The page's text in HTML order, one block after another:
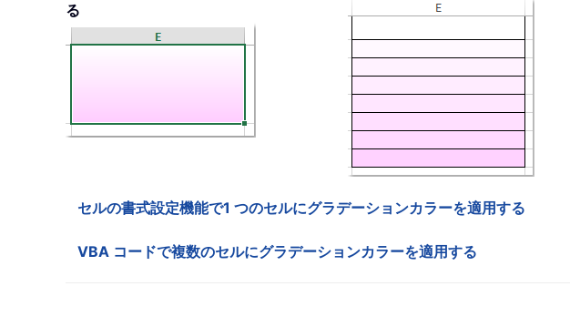
る
セルの書式設定機能で1 つのセルにグラデーションカラーを適用する
VBA コードで複数のセルにグラデーションカラーを適用する